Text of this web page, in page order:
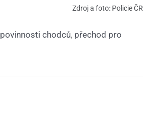
Zdroj a foto: Policie ČR
povinnosti chodců, přechod pro